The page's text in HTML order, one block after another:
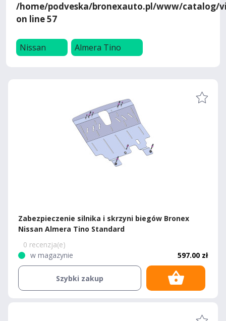
/home/podveska/bronexauto.pl/www/catalog/
on line57
Nissan Almera Tino
Zabezpieczenie silnika i skrzyni biegów Bronex
Nissan Almera Tino Standard
0 recenzja(e)
w magazynie
597.00 zł
Szybki zakup